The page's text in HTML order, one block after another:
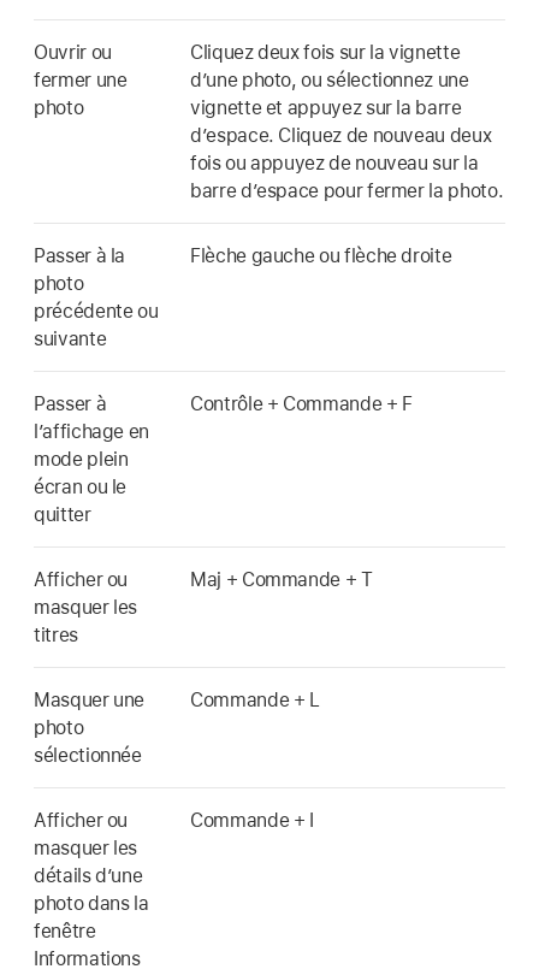
Ouvrir ou
fermer une
photo
Cliquez deux fois sur la vignette
d’une photo, ou sélectionnez une
vignette et appuyez sur la barre
d’espace. Cliquez de nouveau deux
fois ou appuyez de nouveau sur la
barre d’espace pour fermer la photo.
Passer à la
photo
précédente ou
suivante
Flèche gauche ou flèche droite
Passer à
l’affichage en
mode plein
écran ou le
quitter
Contrôle + Commande + F
Afficher ou
masquer les
titres
Maj + Commande + T
Masquer une
photo
sélectionnée
Commande + L
Afficher ou
masquer les
détails d’une
photo dans la
fenêtre
Informations
Commande + I